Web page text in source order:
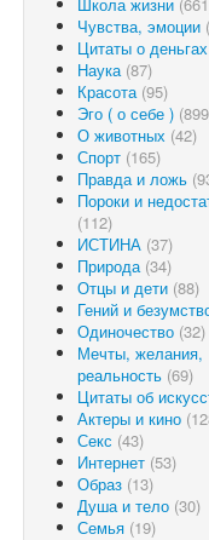
Чувства, эмоции
Цитаты о деньгах
Наука (87)
Красота (95)
Эго ( о себе )
О животных (42)
Спорт (165)
Правда и ложь
Пороки и
(112)
ИСТИНА (37)
Природа (34)
Отцы и дети (88)
Гений и
Одиночество (32)
Мечты, желания,
реальность (69)
Цитаты об
Актеры и кино
Секс (43)
Интернет (53)
Образ (13)
Душа и тело (30)
Семья (19)